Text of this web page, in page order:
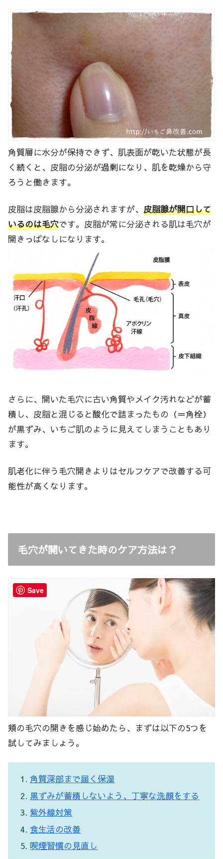
角質層に水分が保持できず、肌表面が乾いた状態が長
く続くと、皮脂の分泌が過剰になり、肌を乾燥から守
ろうと働きます。
皮脂は皮脂腺から分泌されますが、 皮脂腺が開口して
いるのは毛穴です。皮脂が常に分泌される肌は毛穴が
開きっぱなしになります。
さらに、開いた毛穴に古い角質やメイク汚れなどが蓄
積し、皮脂と混じると酸化で詰まったもの（＝角栓）
が黒ずみ、いちご肌のように見えてしまうこともあり
ます。
肌老化に伴う毛穴開きよりはセルフケアで改善する可
能性が高くなります。
毛穴が開いてきた時のケア方法は？
頬の毛穴の開きを感じ始めたら、まずは以下の5つを
試してみましょう。
角質深部まで届く保湿
黒ずみが蓄積しないよう、丁寧な洗顔をする
紫外線対策
食生活の改善
喫煙習慣の見直し
Save